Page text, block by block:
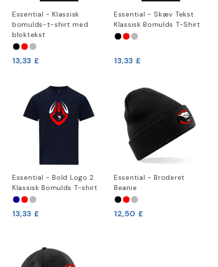
Essential - Klassisk
bomulds-t-shirt med
bloktekst
13,33 £
Essential - Skæv Tekst
Klassisk Bomulds T-Shirt
13,33 £
Essential - Bold Logo 2
Klassisk Bomulds T-shirt
13,33 £
Essential - Broderet
Beanie
12,50 £